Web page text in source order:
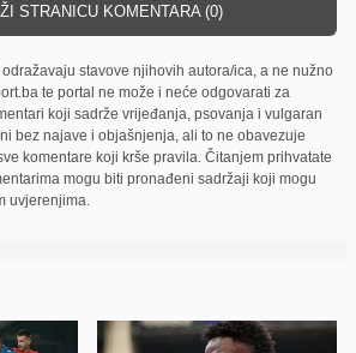
STRANICU KOMENTARA (0)
odražavaju stavove njihovih autora/ica, a ne nužno
te portal ne može i neće odgovarati za
koji sadrže vrijeđanja, psovanja i vulgaran
bez najave i objašnjenja, ali to ne obavezuje
komentare koji krše pravila. Čitanjem prihvatate
mogu biti pronađeni sadržaji koji mogu
uvjerenjima.